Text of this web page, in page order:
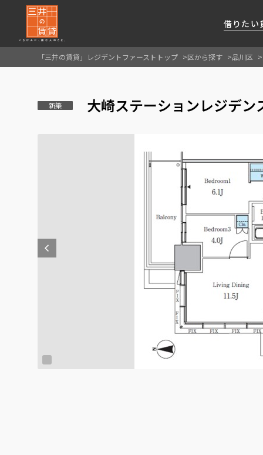
借りたい
私たちレジデントファーストの思いや
厳選した都心の上質な賃貸マンションを数多
賃貸運営をお考えのオーナー様に
分譲マンションのご購入、売却の
FIRST CHANNEL
様々な情報を発信します
レジデントファーストが提供する
「三井の賃貸」レジデントファーストトップ 区から探す 品川区
新築 大崎ステーションレジデン